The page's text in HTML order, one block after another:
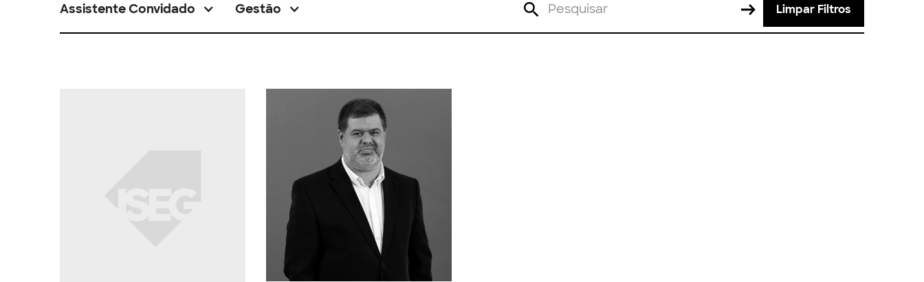
Assistente Convidado Gestão Limpar Filtros